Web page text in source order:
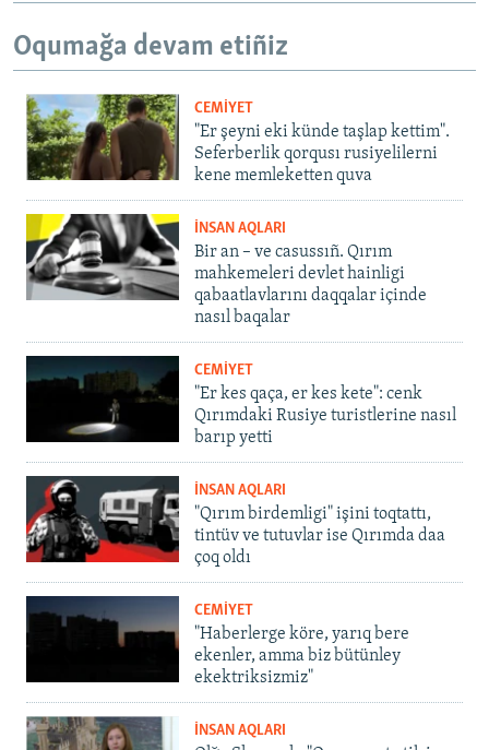
Oqumağa devam etiñiz
CEMİYET
"Er şeyni eki künde taşlap kettim".
Seferberlik qorqusı rusiyelilerni
kene memleketten quva
İNSAN AQLARI
Bir an – ve casussıñ. Qırım
mahkemeleri devlet hainligi
qabaatlavlarını daqqalar içinde
nasıl baqalar
CEMİYET
"Er kes qaça, er kes kete": cenk
Qırımdaki Rusiye turistlerine nasıl
barıp yetti
İNSAN AQLARI
"Qırım birdemligi" işini toqtattı,
tintüv ve tutuvlar ise Qırımda daa
çoq oldı
CEMİYET
"Haberlerge köre, yarıq bere
ekenler, amma biz bütünley
ekektriksizmiz"
İNSAN AQLARI